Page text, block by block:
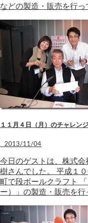
などの製造・販売を行
１１月４日（月）のチャレン
2013/11/04
今日のゲストは、株式
樹さんでした。 平成１
町で段ボールクラフト
ー）」の製造・販売を